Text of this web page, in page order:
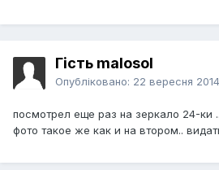
Гість malosol
Опубліковано: 22 вересня 2014
посмотрел еще раз на зеркало 24-ки
фото такое же как и на втором..